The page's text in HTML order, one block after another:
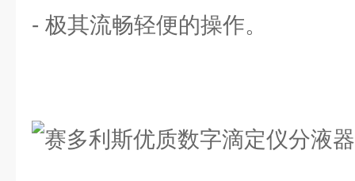
- 极其流畅轻便的操作。